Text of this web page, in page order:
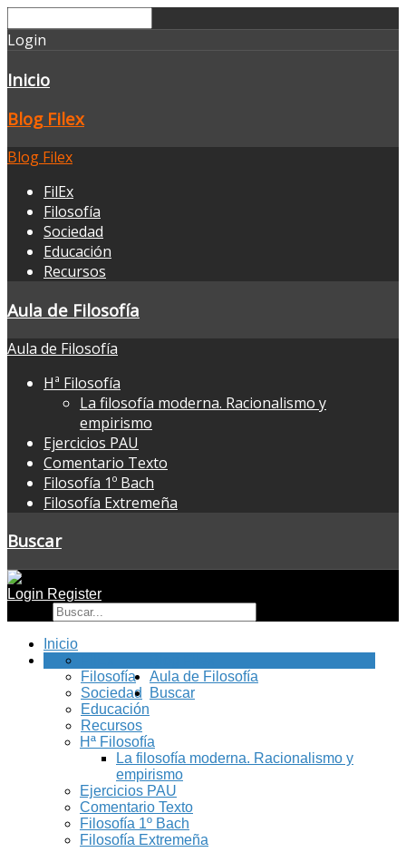
Login
Inicio
Blog Filex
Blog Filex
FilEx
Filosofía
Sociedad
Educación
Recursos
Aula de Filosofía
Aula de Filosofía
Hª Filosofía
La filosofía moderna. Racionalismo y
empirismo
Ejercicios PAU
Comentario Texto
Filosofía 1º Bach
Filosofía Extremeña
Buscar
Login Register
Inicio
Filosofía
Sociedad
Educación
Recursos
Aula de Filosofía
Hª Filosofía
La filosofía moderna. Racionalismo y
empirismo
Ejercicios PAU
Comentario Texto
Filosofía 1º Bach
Filosofía Extremeña
Buscar